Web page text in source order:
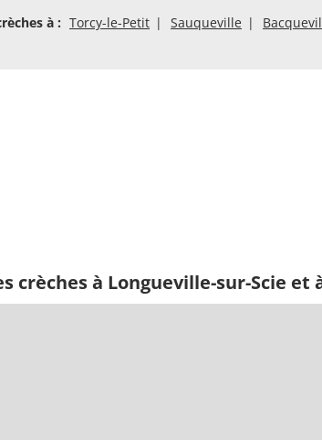
à : Torcy-le-Petit Sauqueville
crèches à Longueville-sur-Scie